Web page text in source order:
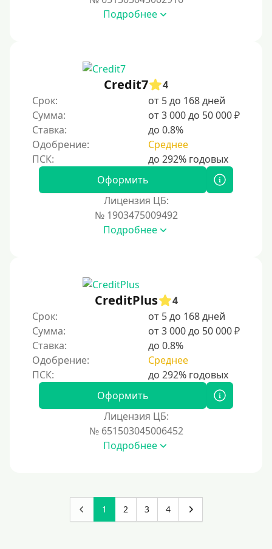
Подробнее
Credit7
4
Срок:
от 5 до 168 дней
Сумма:
от 3 000 до 50 000 ₽
Ставка:
до 0.8%
Одобрение:
Среднее
Оформить
Лицензия ЦБ:
№ 1903475009492
Подробнее
CreditPlus
4
Срок:
от 5 до 168 дней
Сумма:
от 3 000 до 50 000 ₽
Ставка:
до 0.8%
Одобрение:
Среднее
Оформить
Лицензия ЦБ:
№ 651503045006452
Подробнее
1 2 3 4